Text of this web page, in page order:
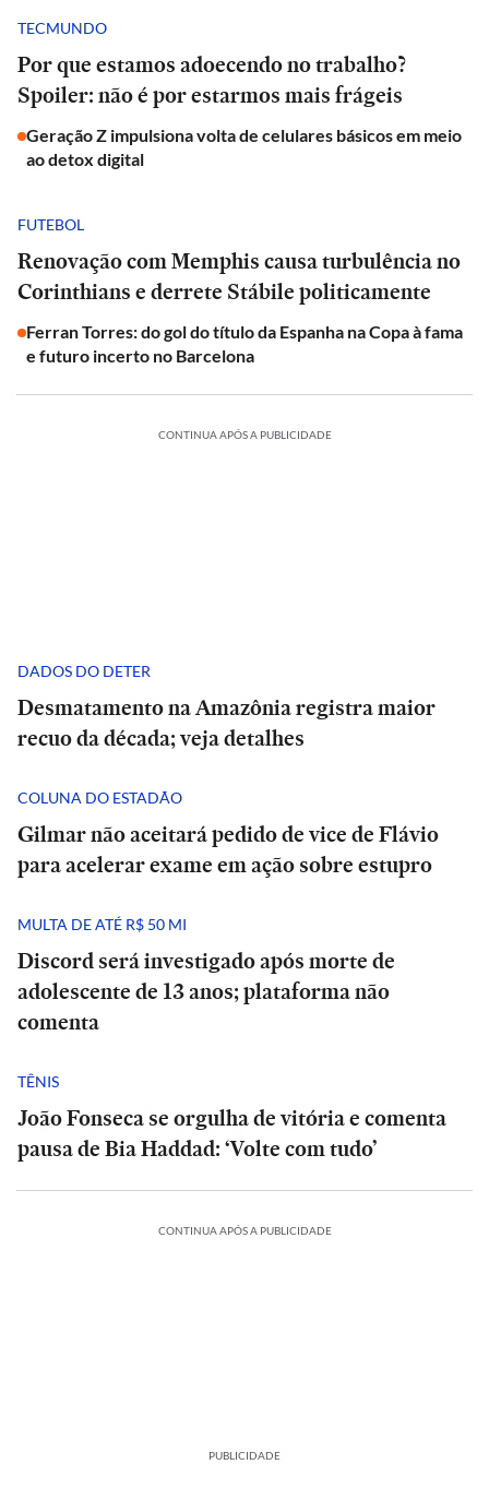
TECMUNDO
Por que estamos adoecendo no trabalho?
Spoiler: não é por estarmos mais frágeis
Geração Z impulsiona volta de celulares básicos em meio
ao detox digital
FUTEBOL
Renovação com Memphis causa turbulência no
Corinthians e derrete Stábile politicamente
Ferran Torres: do gol do título da Espanha na Copa à fama
e futuro incerto no Barcelona
CONTINUA APÓS A PUBLICIDADE
DADOS DO DETER
Desmatamento na Amazônia registra maior
recuo da década; veja detalhes
COLUNA DO ESTADÃO
Gilmar não aceitará pedido de vice de Flávio
para acelerar exame em ação sobre estupro
MULTA DE ATÉ R$ 50 MI
Discord será investigado após morte de
adolescente de 13 anos; plataforma não
comenta
TÊNIS
João Fonseca se orgulha de vitória e comenta
pausa de Bia Haddad: ‘Volte com tudo’
CONTINUA APÓS A PUBLICIDADE
PUBLICIDADE